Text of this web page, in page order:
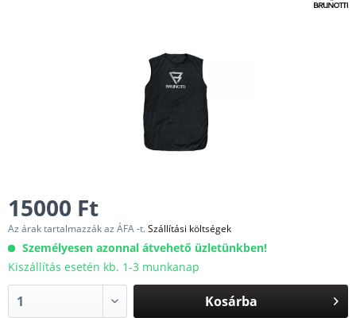
15000 Ft
Az árak tartalmazzák az ÁFA -t.Szállítási költségek
Személyesen azonnal átvehető üzletünkben!
Kiszállítás esetén kb. 1-3 munkanap
Kosárba